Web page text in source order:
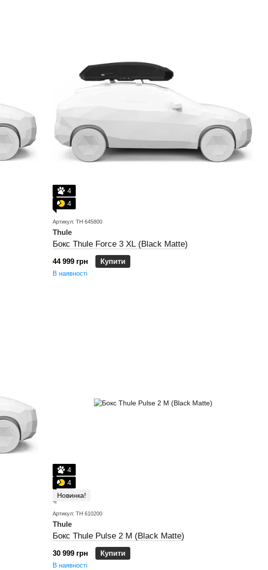
4
4
Артикул: TH 645800
Thule
Бокс Thule Force 3 XL (Black Matte)
44 999 грн Купити
В наявності
4
4
Новинка!
Артикул: TH 610200
Thule
Бокс Thule Pulse 2 M (Black Matte)
30 999 грн Купити
В наявності